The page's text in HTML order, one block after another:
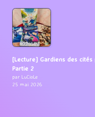
[Lecture] Gardiens des
Partie 2
par LuCioLe
25 mai 2026